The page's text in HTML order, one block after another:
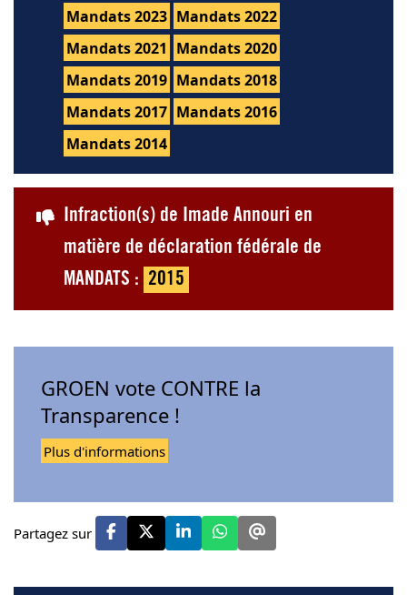
Mandats 2023 Mandats 2022
Mandats 2021 Mandats 2020
Mandats 2019 Mandats 2018
Mandats 2017 Mandats 2016
Mandats 2014
Infraction(s) de Imade Annouri en
matière de déclaration fédérale de
MANDATS : 2015
GROEN vote CONTRE la
Transparence !
Plus d'informations
Partagez sur